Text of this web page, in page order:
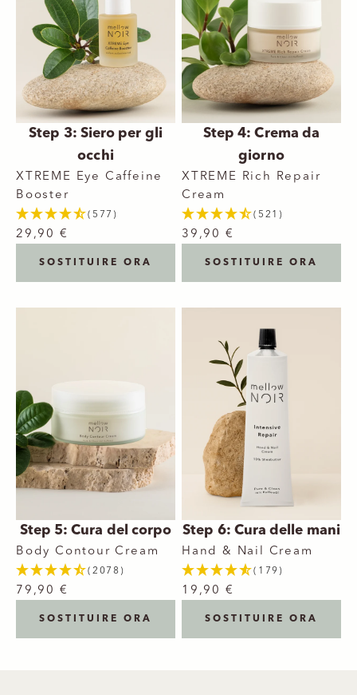
Step 3: Siero per gli
occhi
XTREME Eye Caffeine
Booster
(577)
29,90 €
SOSTITUIRE ORA
Step 4: Crema da
giorno
XTREME Rich Repair
Cream
(521)
39,90 €
SOSTITUIRE ORA
Step 5: Cura del corpo
Body Contour Cream
(2078)
79,90 €
SOSTITUIRE ORA
Step 6: Cura delle mani
Hand & Nail Cream
(179)
19,90 €
SOSTITUIRE ORA